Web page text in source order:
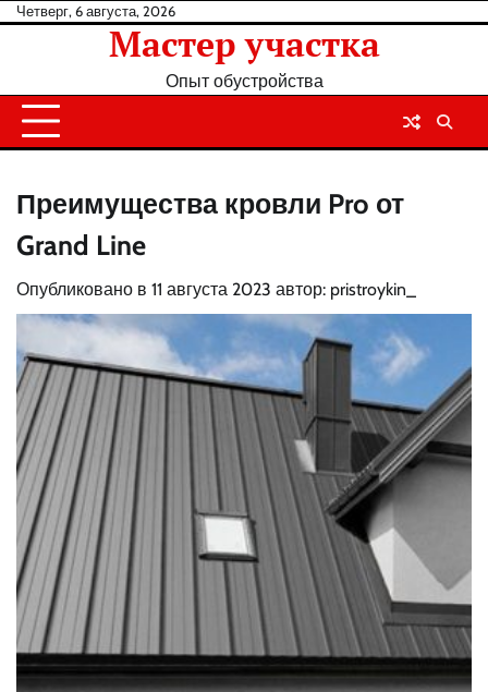
Перейти
Четверг, 6 августа, 2026
Мастер участка
Опыт обустройства
Преимущества кровли Pro от
Grand Line
Опубликовано в 11 августа 2023 автор: pristroykin_